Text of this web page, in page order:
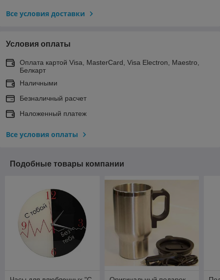
Все условия доставки
Условия оплаты
Оплата картой Visa, MasterCard, Visa Electron, Maestro,
Белкарт
Наличными
Безналичный расчет
Наложенный платеж
Все условия оплаты
Подобные товары компании